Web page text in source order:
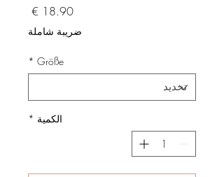
السعر
ضريبة شاملة
Größe
*
الكمية *